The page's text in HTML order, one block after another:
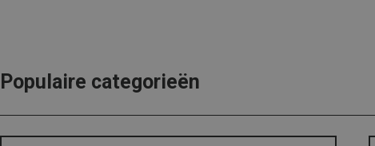
Populaire categorieën